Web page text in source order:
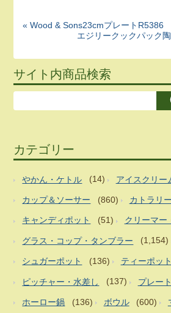
« Wood & Sons23cmプレートR5386
エジリークックパック
サイト内商品検索
カテゴリー
やかん・ケトル (14) アイスクリー
カップ＆ソーサー (860) カトラリー
キャンディポット (51) クリーマー
グラス・コップ・タンブラー (1,154)
シュガーポット (136) ティーポット
ピッチャー・水差し (137) プレー
ホーロー鍋 (136) ボウル (600)